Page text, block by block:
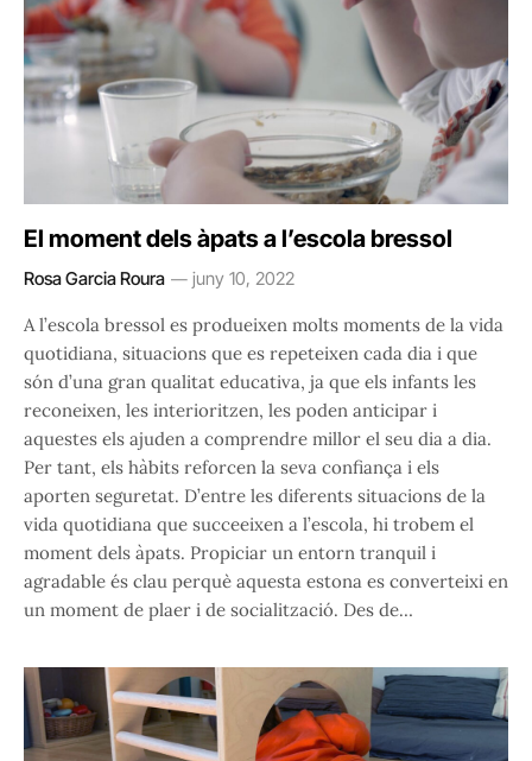
El moment dels àpats a l’escola bressol
Rosa Garcia Roura juny 10, 2022
A l’escola bressol es produeixen molts moments de la vida
quotidiana, situacions que es repeteixen cada dia i que
són d’una gran qualitat educativa, ja que els infants les
reconeixen, les interioritzen, les poden anticipar i
aquestes els ajuden a comprendre millor el seu dia a dia.
Per tant, els hàbits reforcen la seva confiança i els
aporten seguretat. D’entre les diferents situacions de la
vida quotidiana que succeeixen a l’escola, hi trobem el
moment dels àpats. Propiciar un entorn tranquil i
agradable és clau perquè aquesta estona es converteixi en
un moment de plaer i de socialització. Des de…